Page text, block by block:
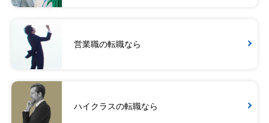
営業職の転職なら
ハイクラスの転職なら